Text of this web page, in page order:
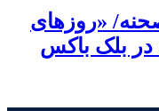
«روزهای
در بلک باکس